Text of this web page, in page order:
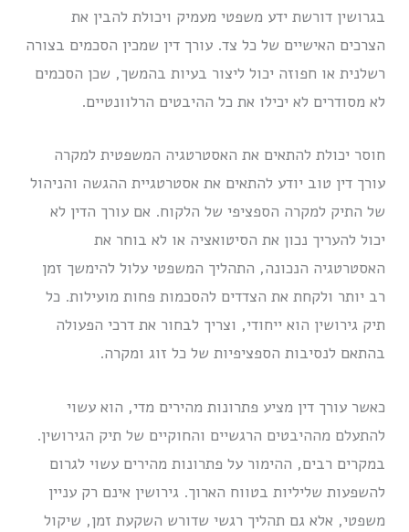
בגרושין דורשת ידע משפטי מעמיק ויכולת להבין את
הצרכים האישיים של כל צד. עורך דין שמכין הסכמים בצורה
רשלנית או חפוזה יכול ליצור בעיות בהמשך, שכן הסכמים
לא מסודרים לא יכילו את כל ההיבטים הרלוונטיים.
חוסר יכולת להתאים את האסטרטגיה המשפטית למקרה
עורך דין טוב יודע להתאים את אסטרטגיית ההגשה והניהול
של התיק למקרה הספציפי של הלקוח. אם עורך הדין לא
יכול להעריך נכון את הסיטואציה או לא בוחר את
האסטרטגיה הנכונה, התהליך המשפטי עלול להימשך זמן
רב יותר ולקחת את הצדדים להסכמות פחות מועילות. כל
תיק גירושין הוא ייחודי, וצריך לבחור את דרכי הפעולה
בהתאם לנסיבות הספציפיות של כל זוג ומקרה.
כאשר עורך דין מציע פתרונות מהירים מדי, הוא עשוי
להתעלם מההיבטים הרגשיים והחוקיים של תיק הגירושין.
במקרים רבים, ההימור על פתרונות מהירים עשוי לגרום
להשפעות שליליות בטווח הארוך. גירושין אינם רק עניין
משפטי, אלא גם תהליך רגשי שדורש השקעת זמן, שיקול